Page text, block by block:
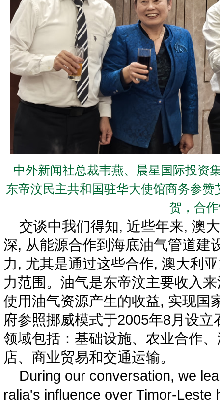
中外新闻社总裁韦燕、晨星国际投资
东帝汶民主共和国驻华大使馆商务参赞
贺，合
交谈中我们得知, 近些年来, 澳
深, 从能源合作到海底油气管道建
力, 尤其是通过这些合作, 澳大利
力范围。油气是东帝汶主要收入
使用油气资源产生的收益, 实现国
府参照挪威模式于2005年8月设
领域包括：基础设施、农业合作
店、商业贸易和交通运输。
During our conversation, we
ralia's influence over Timor-Leste